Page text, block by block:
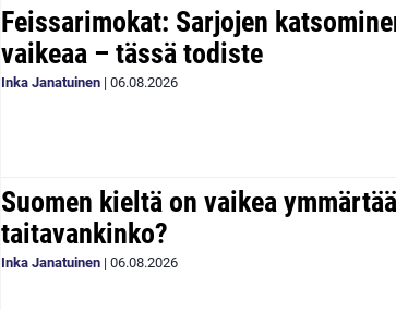
Feissarimokat: Sarjojen
vaikeaa – tässä todiste
Inka Janatuinen | 06.08.2026
Suomen kieltä on vaikea
taitavankinko?
Inka Janatuinen | 06.08.2026